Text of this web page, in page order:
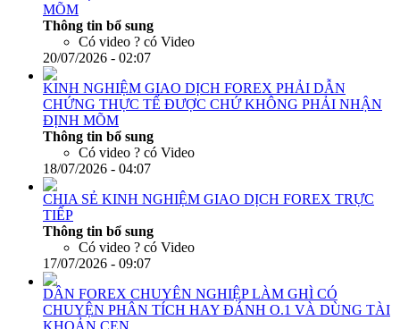
CHIA SẺ FOREX TRADE THỰC SỰ LÀM GHÌ CÓ
CHUYỆN DÙNG TÀI KHOẢN CEN CŨNG NHƯ GÁY
MÕM
Thông tin bổ sung
Có video ? có Video
20/07/2026 - 02:07
KINH NGHIỆM GIAO DỊCH FOREX PHẢI DẪN
CHỨNG THỰC TẾ ĐƯỢC CHỨ KHÔNG PHẢI NHẬN
ĐỊNH MÕM
Thông tin bổ sung
Có video ? có Video
18/07/2026 - 04:07
CHIA SẺ KINH NGHIỆM GIAO DỊCH FOREX TRỰC
TIẾP
Thông tin bổ sung
Có video ? có Video
17/07/2026 - 09:07